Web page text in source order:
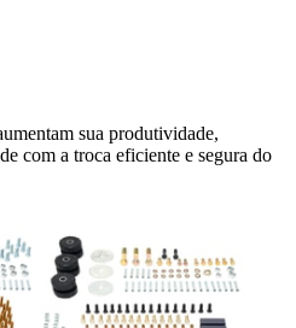
sua produtividade,
com a troca eficiente e segura do